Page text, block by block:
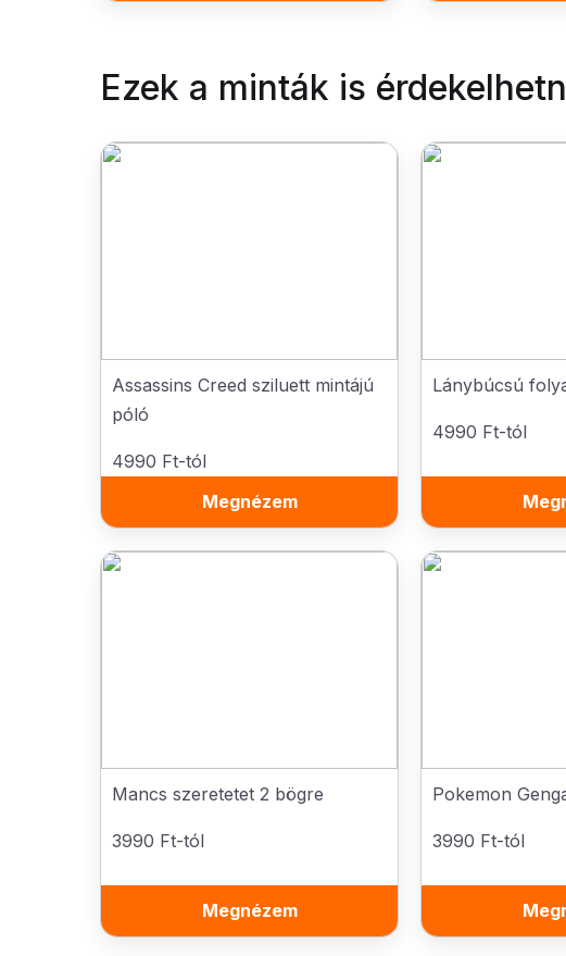
Ezek a minták is
Assassins Creed sziluett mintájú
póló
4990 Ft-tól
Megnézem
Lánybúcsú
4990 Ft-tól
Mancs szeretetet 2 bögre
3990 Ft-tól
Megnézem
Pokemon
3990 Ft-tól